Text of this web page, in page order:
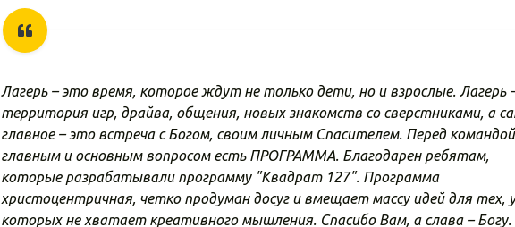
Лагерь – это время, которое ждут не только дети, но и взрослые. Лагерь
территория игр, драйва, общения, новых знакомств со сверстниками, а
главное – это встреча с Богом, своим личным Спасителем. Перед командой
главным и основным вопросом есть ПРОГРАММА. Благодарен ребятам,
которые разрабатывали программу "Квадрат 127". Программа
христоцентричная, четко продуман досуг и вмещает массу идей для тех, у
которых не хватает креативного мышления. Спасибо Вам, а слава – Богу.